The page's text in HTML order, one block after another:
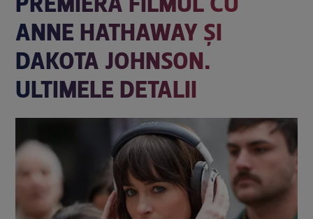
ANNE HATHAWAY ȘI
DAKOTA JOHNSON.
ULTIMELE DETALII